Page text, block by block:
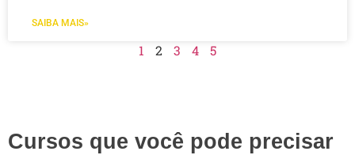
SAIBA MAIS»
1 2 3 4 5
Cursos que você pode precisar